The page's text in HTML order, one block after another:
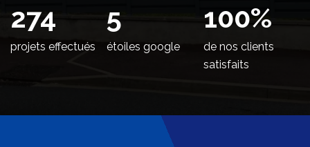
334
projets effectués
5
étoiles google
100%
de nos clients
satisfaits